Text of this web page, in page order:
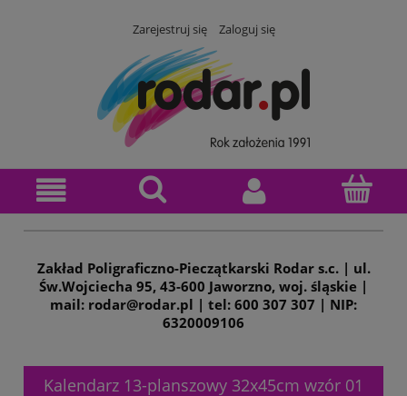
Zarejestruj się Zaloguj się
Zakład Poligraficzno-Pieczątkarski Rodar s.c. | ul.
Św.Wojciecha 95, 43-600 Jaworzno, woj. śląskie |
mail: rodar@rodar.pl | tel: 600 307 307 | NIP:
6320009106
Kalendarz 13-planszowy 32x45cm wzór 01